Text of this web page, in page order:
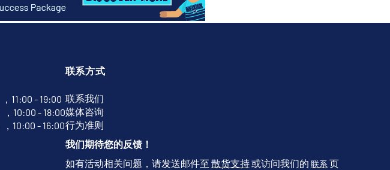
11:00 - 19:00
10:00 - 18:00
10:00 - 16:00
联系方式
联系我们
媒体咨询
行为准则
我们期待您的反馈！
如有活动相关问题，请发送邮件至 散货支持或访问我们的 联系 页